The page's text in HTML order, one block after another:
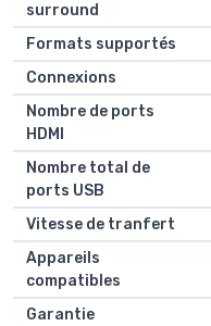
surround
Formats supportés
Connexions
Nombre de ports
HDMI
Nombre total de
ports USB
Vitesse de tranfert
Appareils
compatibles
Garantie